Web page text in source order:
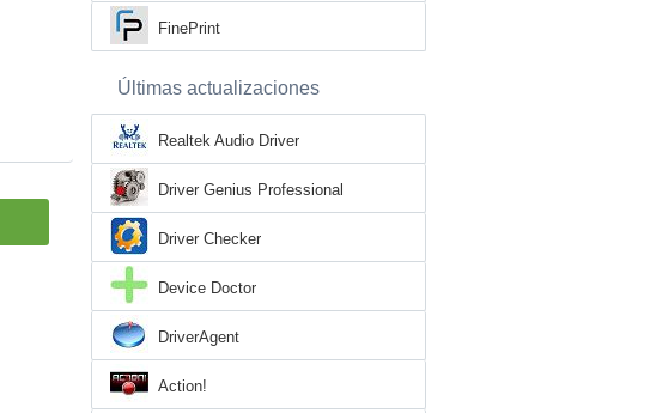
FinePrint
Últimas actualizaciones
Realtek Audio Driver
Driver Genius Professional
Driver Checker
Device Doctor
DriverAgent
Action!